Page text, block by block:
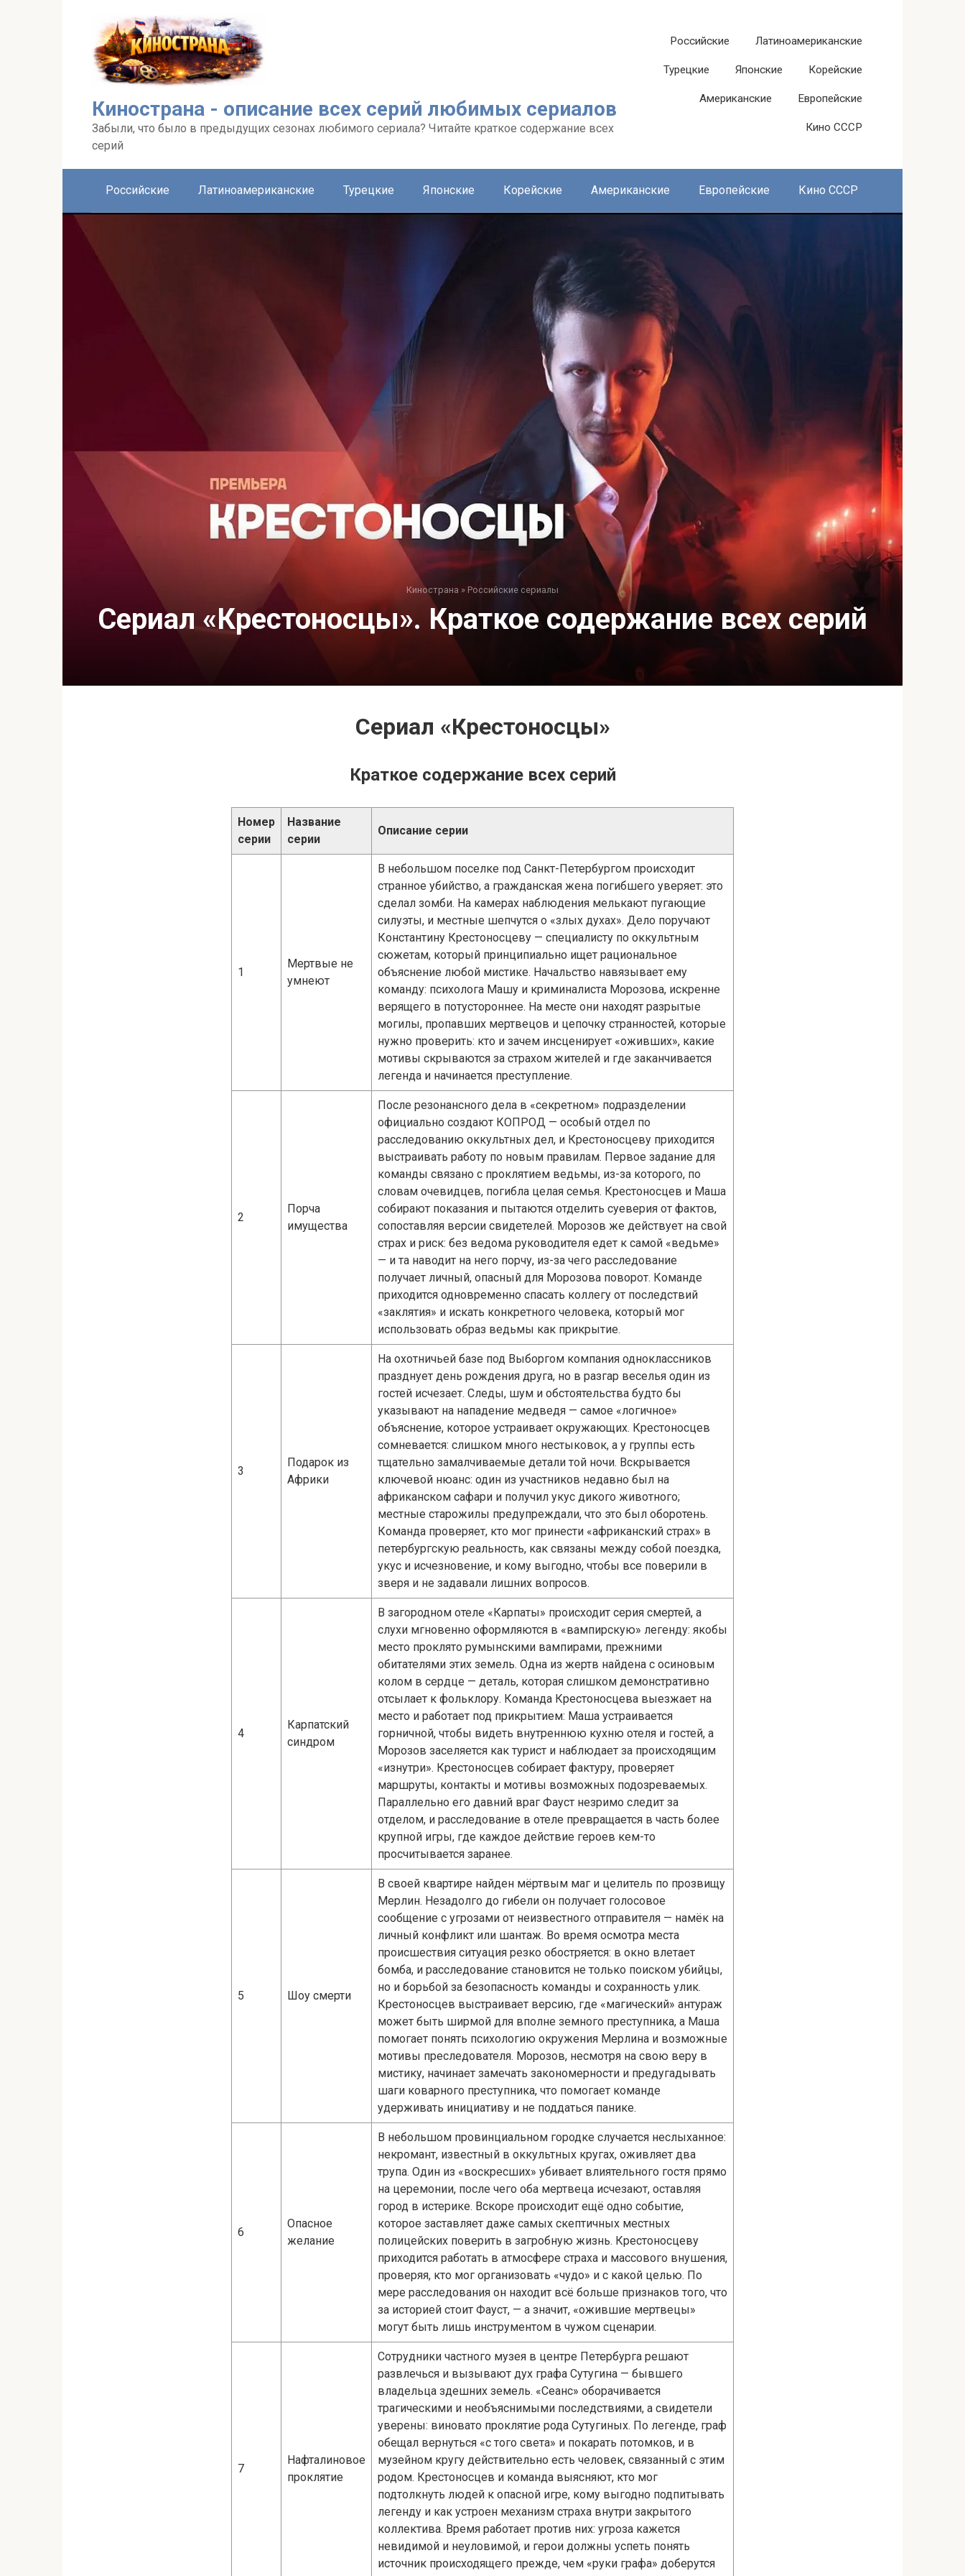
Кинострана - описание всех серий любимых сериалов
Забыли, что было в предыдущих сезонах любимого сериала? Читайте краткое содержание всех
серий
Российские Латиноамериканские
Турецкие Японские Корейские
Американские Европейские
Кино СССР
Российские Латиноамериканские Турецкие Японские Корейские Американские Европейские Кино СССР
Кинострана » Российские сериалы
Сериал «Крестоносцы». Краткое содержание всех серий
Сериал «Крестоносцы»
Краткое содержание всех серий
Номер
серии
Название
серии
Описание серии
1
Мертвые не
умнеют
В небольшом поселке под Санкт-Петербургом происходит
странное убийство, а гражданская жена погибшего уверяет: это
сделал зомби. На камерах наблюдения мелькают пугающие
силуэты, и местные шепчутся о «злых духах». Дело поручают
Константину Крестоносцеву — специалисту по оккультным
сюжетам, который принципиально ищет рациональное
объяснение любой мистике. Начальство навязывает ему
команду: психолога Машу и криминалиста Морозова, искренне
верящего в потустороннее. На месте они находят разрытые
могилы, пропавших мертвецов и цепочку странностей, которые
нужно проверить: кто и зачем инсценирует «оживших», какие
мотивы скрываются за страхом жителей и где заканчивается
легенда и начинается преступление.
2
Порча
имущества
После резонансного дела в «секретном» подразделении
официально создают КОПРОД — особый отдел по
расследованию оккультных дел, и Крестоносцеву приходится
выстраивать работу по новым правилам. Первое задание для
команды связано с проклятием ведьмы, из-за которого, по
словам очевидцев, погибла целая семья. Крестоносцев и Маша
собирают показания и пытаются отделить суеверия от фактов,
сопоставляя версии свидетелей. Морозов же действует на свой
страх и риск: без ведома руководителя едет к самой «ведьме»
— и та наводит на него порчу, из-за чего расследование
получает личный, опасный для Морозова поворот. Команде
приходится одновременно спасать коллегу от последствий
«заклятия» и искать конкретного человека, который мог
использовать образ ведьмы как прикрытие.
3
Подарок из
Африки
На охотничьей базе под Выборгом компания одноклассников
празднует день рождения друга, но в разгар веселья один из
гостей исчезает. Следы, шум и обстоятельства будто бы
указывают на нападение медведя — самое «логичное»
объяснение, которое устраивает окружающих. Крестоносцев
сомневается: слишком много нестыковок, а у группы есть
тщательно замалчиваемые детали той ночи. Вскрывается
ключевой нюанс: один из участников недавно был на
африканском сафари и получил укус дикого животного;
местные старожилы предупреждали, что это был оборотень.
Команда проверяет, кто мог принести «африканский страх» в
петербургскую реальность, как связаны между собой поездка,
укус и исчезновение, и кому выгодно, чтобы все поверили в
зверя и не задавали лишних вопросов.
4
Карпатский
синдром
В загородном отеле «Карпаты» происходит серия смертей, а
слухи мгновенно оформляются в «вампирскую» легенду: якобы
место проклято румынскими вампирами, прежними
обитателями этих земель. Одна из жертв найдена с осиновым
колом в сердце — деталь, которая слишком демонстративно
отсылает к фольклору. Команда Крестоносцева выезжает на
место и работает под прикрытием: Маша устраивается
горничной, чтобы видеть внутреннюю кухню отеля и гостей, а
Морозов заселяется как турист и наблюдает за происходящим
«изнутри». Крестоносцев собирает фактуру, проверяет
маршруты, контакты и мотивы возможных подозреваемых.
Параллельно его давний враг Фауст незримо следит за
отделом, и расследование в отеле превращается в часть более
крупной игры, где каждое действие героев кем-то
просчитывается заранее.
5 Шоу смерти
В своей квартире найден мёртвым маг и целитель по прозвищу
Мерлин. Незадолго до гибели он получает голосовое
сообщение с угрозами от неизвестного отправителя — намёк на
личный конфликт или шантаж. Во время осмотра места
происшествия ситуация резко обостряется: в окно влетает
бомба, и расследование становится не только поиском убийцы,
но и борьбой за безопасность команды и сохранность улик.
Крестоносцев выстраивает версию, где «магический» антураж
может быть ширмой для вполне земного преступника, а Маша
помогает понять психологию окружения Мерлина и возможные
мотивы преследователя. Морозов, несмотря на свою веру в
мистику, начинает замечать закономерности и предугадывать
шаги коварного преступника, что помогает команде
удерживать инициативу и не поддаться панике.
6
Опасное
желание
В небольшом провинциальном городке случается неслыханное:
некромант, известный в оккультных кругах, оживляет два
трупа. Один из «воскресших» убивает влиятельного гостя прямо
на церемонии, после чего оба мертвеца исчезают, оставляя
город в истерике. Вскоре происходит ещё одно событие,
которое заставляет даже самых скептичных местных
полицейских поверить в загробную жизнь. Крестоносцеву
приходится работать в атмосфере страха и массового внушения,
проверяя, кто мог организовать «чудо» и с какой целью. По
мере расследования он находит всё больше признаков того, что
за историей стоит Фауст, — а значит, «ожившие мертвецы»
могут быть лишь инструментом в чужом сценарии.
7
Нафталиновое
проклятие
Сотрудники частного музея в центре Петербурга решают
развлечься и вызывают дух графа Сутугина — бывшего
владельца здешних земель. «Сеанс» оборачивается
трагическими и необъяснимыми последствиями, а свидетели
уверены: виновато проклятие рода Сутугиных. По легенде, граф
обещал вернуться «с того света» и покарать потомков, и в
музейном кругу действительно есть человек, связанный с этим
родом. Крестоносцев и команда выясняют, кто мог
подтолкнуть людей к опасной игре, кому выгодно подпитывать
легенду и как устроен механизм страха внутри закрытого
коллектива. Время работает против них: угроза кажется
невидимой и неуловимой, и герои должны успеть понять
источник происходящего прежде, чем «руки графа» доберутся